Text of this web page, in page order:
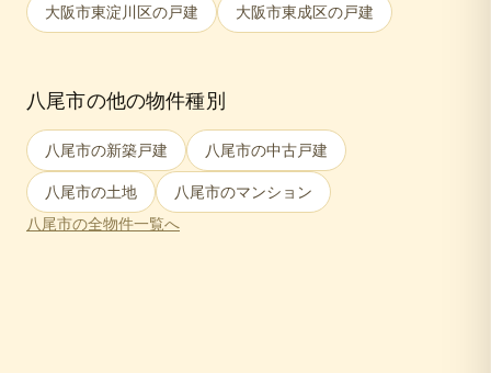
大阪市東淀川区の戸建 大阪市東成区の戸建
八尾市の他の物件種別
八尾市の新築戸建 八尾市の中古戸建
八尾市の土地 八尾市のマンション
八尾市の全物件一覧へ